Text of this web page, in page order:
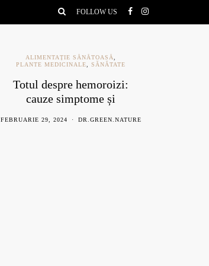
FOLLOW US
ALIMENTAȚIE SĂNĂTOASĂ
PLANTE MEDICINALE
,SĂNĂTATE
Totul despre hemoroizi:
cauze simptome și
FEBRUARIE 29, 2024 DR.GREEN.NATURE